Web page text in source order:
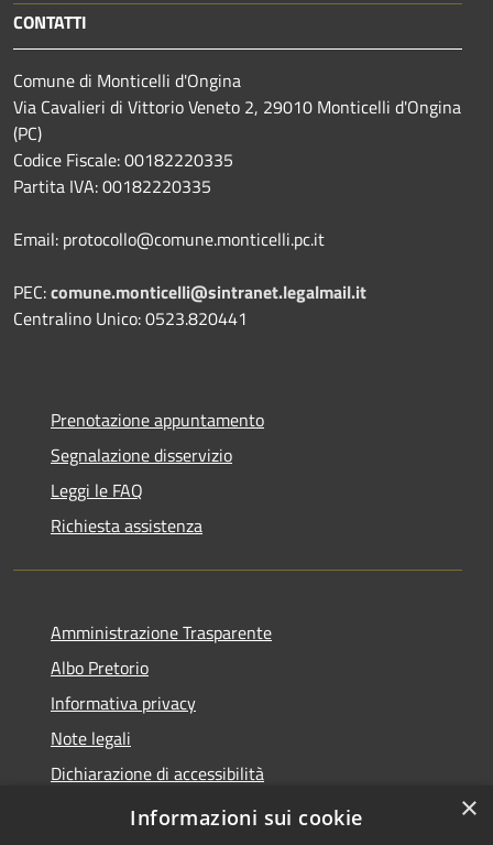
CONTATTI
Comune di Monticelli d'Ongina
Via Cavalieri di Vittorio Veneto 2, 29010 Monticelli d'Ongina
(PC)
Codice Fiscale: 00182220335
Partita IVA: 00182220335
Email: protocollo@comune.monticelli.pc.it
PEC:comune.monticelli@sintranet.legalmail.it
Centralino Unico: 0523.820441
Prenotazione appuntamento
Segnalazione disservizio
Leggi le FAQ
Richiesta assistenza
Amministrazione Trasparente
Albo Pretorio
Informativa privacy
Note legali
Dichiarazione di accessibilità
Obiettivi di accessibilità
×
Informazioni sui cookie